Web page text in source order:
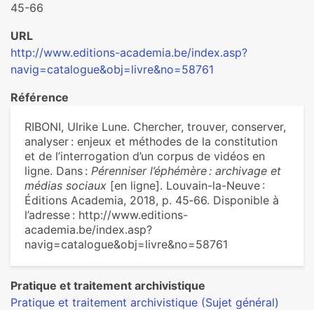
45-66
URL
http://www.editions-academia.be/index.asp?
navig=catalogue&obj=livre&no=58761
Référence
RIBONI, Ulrike Lune. Chercher, trouver, conserver,
analyser : enjeux et méthodes de la constitution
et de l’interrogation d’un corpus de vidéos en
ligne. Dans : Pérenniser l’éphémère : archivage et
médias sociaux [en ligne]. Louvain-la-Neuve :
Éditions Academia, 2018, p. 45‑66. Disponible à
l’adresse : http://www.editions-
academia.be/index.asp?
navig=catalogue&obj=livre&no=58761
Pratique et traitement archivistique
Pratique et traitement archivistique (Sujet général)